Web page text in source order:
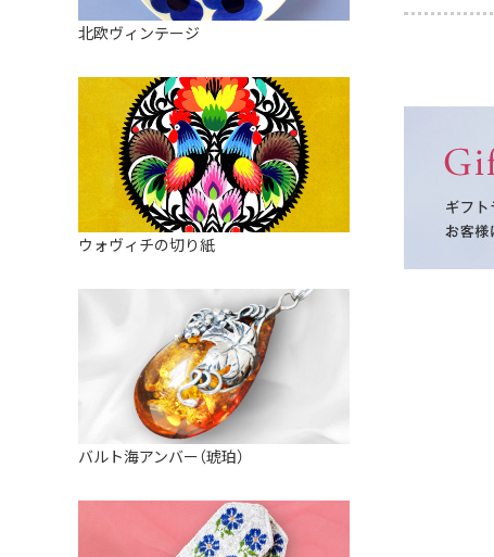
ミキシングボウル
すべて見る
アロマポット
バスケット
装飾用タイル・プレート
ミニチュア
天使さま
カードスタンド
マグネット
すべて見る
北欧ヴィンテージ
ウォヴィチの切り紙
バルト海アンバー（琥珀）